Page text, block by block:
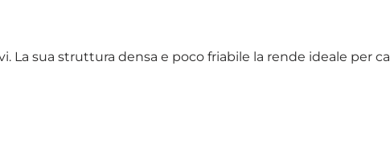
sua struttura densa e poco friabile la rende ideale per